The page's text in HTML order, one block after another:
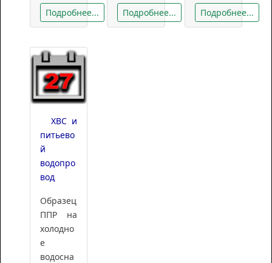
Подробнее... Подробнее... Подробнее...
ХВС и
питьево
й
водопро
вод
Образец
ППР на
холодно
е
водосна